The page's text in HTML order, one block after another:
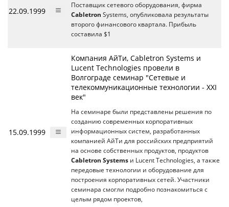
22.09.1999
Поставщик сетевого оборудования, фирма
Cabletron Systems, опубликовала результаты
второго финансового квартала. Прибыль
составила $1
15.09.1999
Компания АйТи, Cabletron Systems и
Lucent Technologies провели в
Волгограде семинар "Сетевые и
телекоммуникационные технологии - ХХI
век"
На семинаре были представлены решения по
созданию современных корпоративных
информационных систем, разработанных
компанией АйТи для российских предприятий
на основе собственных продуктов, продуктов
Cabletron Systems и Lucent Technologies, а также
передовые технологии и оборудование для
построения корпоративных сетей. Участники
семинара смогли подробно познакомиться с
целым рядом проектов,